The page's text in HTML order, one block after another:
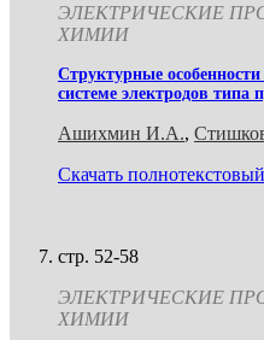
ЭЛЕКТРИЧЕСКИЕ
ХИМИИ
Структурные
системе электродов типа
Ашихмин И.А.,
Скачать
стр. 52-58
ЭЛЕКТРИЧЕСКИЕ
ХИМИИ